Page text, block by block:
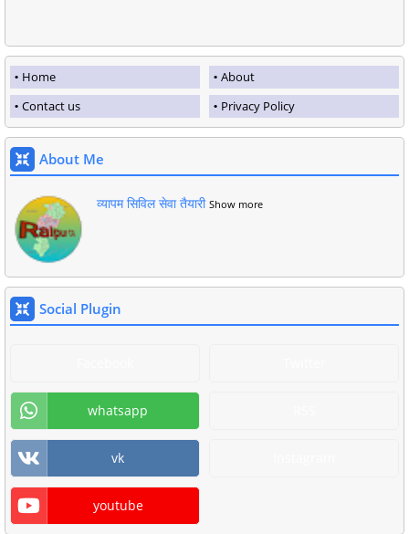
Home
About
Contact us
Privacy Policy
About Me
व्यापम सिविल सेवा तैयारी Show more
Social Plugin
whatsapp
vk
youtube